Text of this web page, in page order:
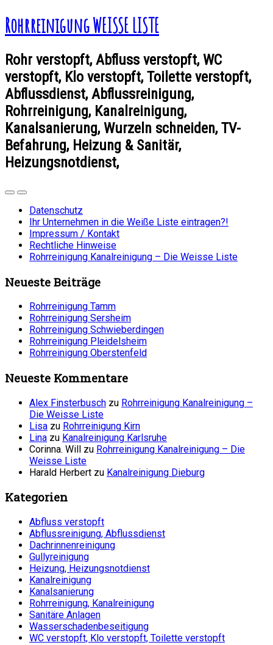
Rohrreinigung WEISSE LISTE
Rohr verstopft, Abfluss verstopft, WC
verstopft, Klo verstopft, Toilette verstopft,
Abflussdienst, Abflussreinigung,
Rohrreinigung, Kanalreinigung,
Kanalsanierung, Wurzeln schneiden, TV-
Befahrung, Heizung & Sanitär,
Heizungsnotdienst,
Datenschutz
Ihr Unternehmen in die Weiße Liste eintragen?!
Impressum / Kontakt
Rechtliche Hinweise
Rohrreinigung Kanalreinigung – Die Weisse Liste
Neueste Beiträge
Rohrreinigung Tamm
Rohrreinigung Sersheim
Rohrreinigung Schwieberdingen
Rohrreinigung Pleidelsheim
Rohrreinigung Oberstenfeld
Neueste Kommentare
Alex Finsterbusch zu Rohrreinigung Kanalreinigung –
Die Weisse Liste
Lisa zu Rohrreinigung Kirn
Lina zu Kanalreinigung Karlsruhe
Corinna. Will zu Rohrreinigung Kanalreinigung – Die
Weisse Liste
Harald Herbert zu Kanalreinigung Dieburg
Kategorien
Abfluss verstopft
Abflussreinigung, Abflussdienst
Dachrinnenreinigung
Gullyreinigung
Heizung, Heizungsnotdienst
Kanalreinigung
Kanalsanierung
Rohrreinigung, Kanalreinigung
Sanitäre Anlagen
Wasserschadenbeseitigung
WC verstopft, Klo verstopft, Toilette verstopft